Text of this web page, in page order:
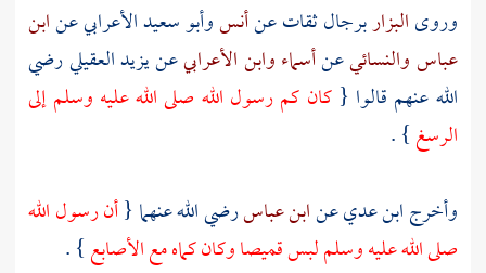
وروىالبزاربرجال ثقات عنأنسوأبو سعيد الأعرابيعنابن
عباسوالنسائيعنأسماءوابن الأعرابيعنيزيد العقيليرضي
الله عنهم قالوا {كان كم رسول الله صلى الله عليه وسلم إلى
الرسغ} .
وأخرجابن عديعنابن عباسرضي الله عنهما {أن رسول الله
صلى الله عليه وسلم لبس قميصا وكان كماه مع الأصابع} .